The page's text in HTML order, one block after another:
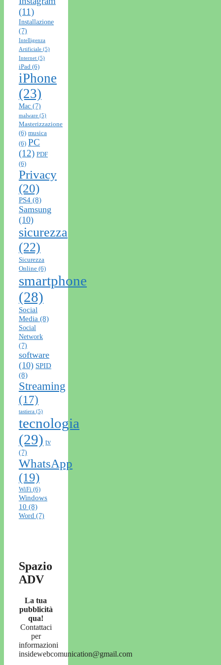
(11)
Installazione
(7)
Intelligenza
Artificiale (5)
Internet (5)
iPad (6)
iPhone
(23)
Mac (7)
malware (5)
Masterizzazione
(6) musica
(6) PC
(12) PDF
(6)
Privacy
(20)
PS4 (8)
Samsung
(10)
sicurezza
(22)
Sicurezza
Online (6)
smartphone
(28)
Social
Media (8)
Social
Network
(7)
software
(10) SPID
(8)
Streaming
(17)
tastiera (5)
tecnologia
(29) tv
(7)
WhatsApp
(19)
WiFi (6)
Windows
10 (8)
Word (7)
Spazio
ADV
La tua
pubblicità
qua!
Contattaci
per
informazioni
insidewebcomunication@gmail.com